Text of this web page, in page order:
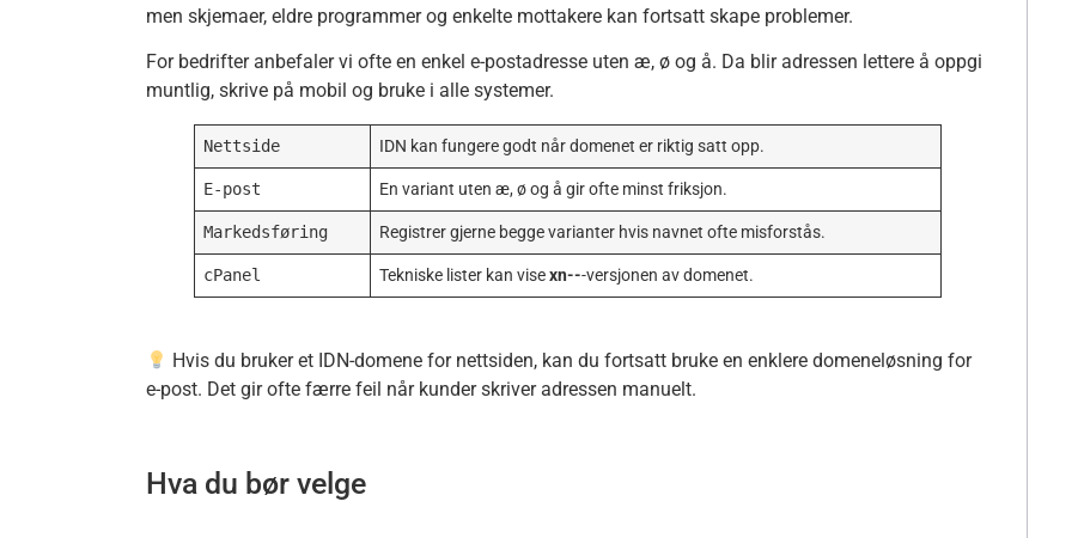
men skjemaer, eldre programmer og enkelte mottakere kan fortsatt skape problemer.
For bedrifter anbefaler vi ofte en enkel e-postadresse uten æ, ø og å. Da blir adressen lettere å oppgi
muntlig, skrive på mobil og bruke i alle systemer.
Nettside IDN kan fungere godt når domenet er riktig satt opp.
E-post En variant uten æ, ø og å gir ofte minst friksjon.
Markedsføring Registrer gjerne begge varianter hvis navnet ofte misforstås.
cPanel Tekniske lister kan visexn---versjonen av domenet.
Hvis du bruker et IDN-domene for nettsiden, kan du fortsatt bruke en enklere domeneløsning for
e-post. Det gir ofte færre feil når kunder skriver adressen manuelt.
Hva du bør velge